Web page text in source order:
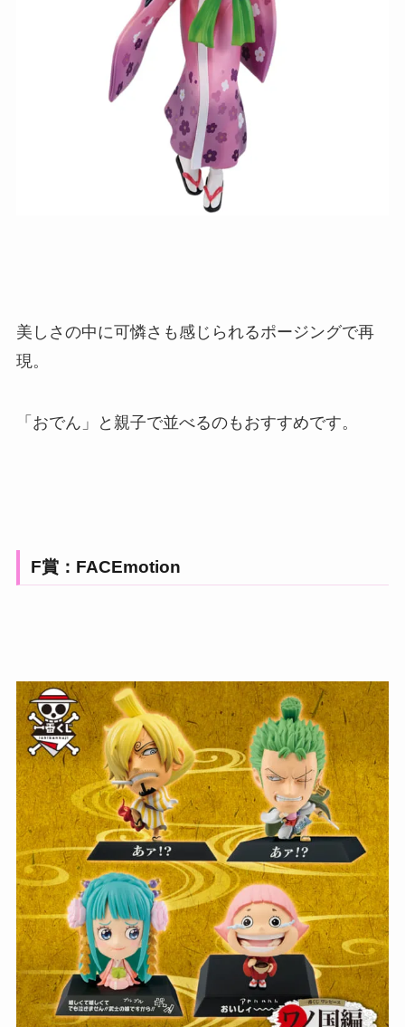
美しさの中に可憐さも感じられるポージングで再
現。
「おでん」と親子で並べるのもおすすめです。
F賞：FACEmotion